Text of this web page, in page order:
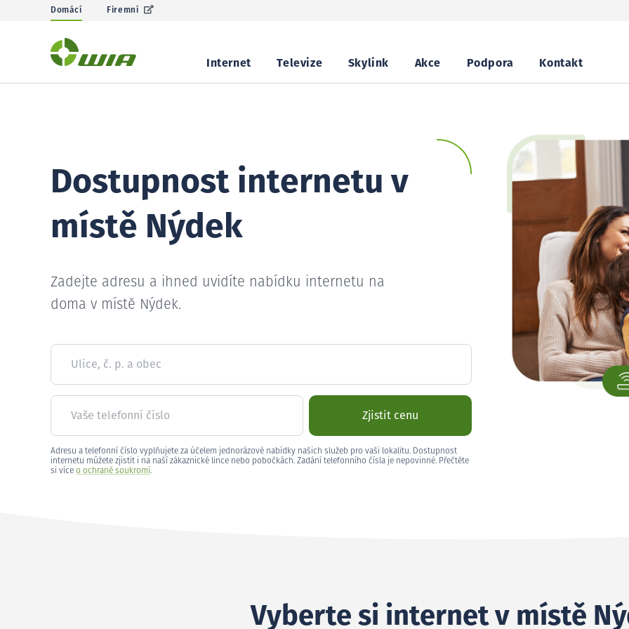
Domácí Firemní
Internet Televize Skylink Akce Podpora Kontakt
Dostupnost internetu v
místě Nýdek
Zadejte adresu a ihned uvidíte nabídku internetu na
doma v místě Nýdek.
Ulice, č. p. a obec
Vaše telefonní číslo Zjistit cenu
Adresu a telefonní číslo vyplňujete za účelem jednorázové nabídky našich služeb pro vaši lokalitu. Dostupnost
internetu můžete zjistit i na naší zákaznické lince nebo pobočkách. Zadání telefonního čísla je nepovinné. Přečtěte
si více o ochraně soukromí.
Vyberte si internet v místě